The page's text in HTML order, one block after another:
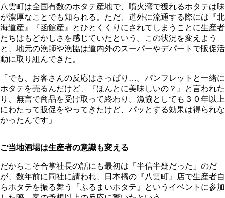
八雲町は全国有数のホタテ産地で、噴火湾で獲れるホタテは味
が濃厚なことでも知られる。ただ、道外に流通する際には『北
海道産』『函館産』とひとくくりにされてしまうことに生産者
たちはもどかしさを感じていたという。この状況を変えよう
と、地元の漁師や漁協は道内外のスーパーやデパートで販促活
動に取り組んできた。
「でも、お客さんの反応はさっぱり…。パンフレットと一緒に
ホタテを売るんだけど、『ほんとに美味しいの？』と言われた
り、無言で商品を受け取って終わり。漁協としても３０年以上
にわたって販促をやってきたけど、パッとする効果は得られな
かったんです」
ご当地酒場は生産者の意識も変える
だからこそ合掌社長の話にも最初は「半信半疑だった」のだ
が、数年前に同社に請われ、日本橋の『八雲町』店で生産者自
らホタテを振る舞う『ふるまいホタテ』というイベントに参加